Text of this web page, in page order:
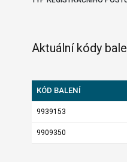
Aktuální kódy
KÓD BALENÍ
9939153
9909350